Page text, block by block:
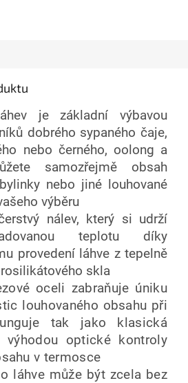
je základní výbavou
dobrého sypaného čaje,
nebo černého, oolong a
samozřejmě obsah
nebo jiné louhované
výběru
nálev, který si udrží
teplotu díky
provedení láhve z tepelně
skla
oceli zabraňuje úniku
louhovaného obsahu při
tak jako klasická
výhodou optické kontroly
v termosce
láhve může být zcela bez